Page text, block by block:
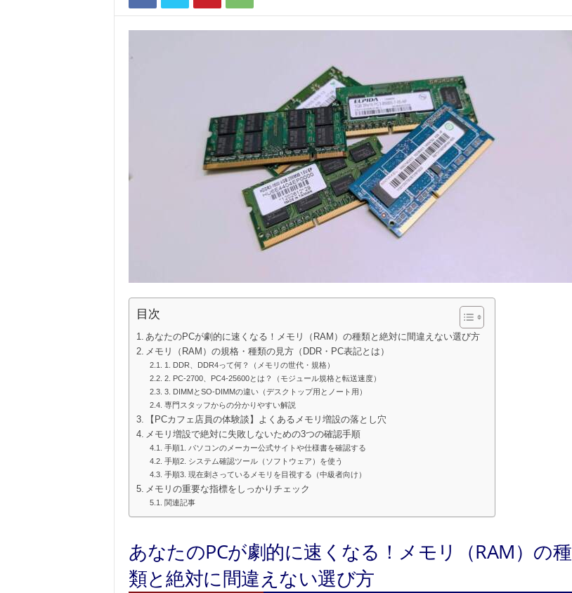
目次
あなたのPCが劇的に速くなる！メモリ（RAM）の種類と絶対に間違えない選び方
メモリ（RAM）の規格・種類の見方（DDR・PC表記とは）
1. DDR、DDR4って何？（メモリの世代・規格）
2. PC-2700、PC4-25600とは？（モジュール規格と転送速度）
3. DIMMとSO-DIMMの違い（デスクトップ用とノート用）
専門スタッフからの分かりやすい解説
【PCカフェ店員の体験談】よくあるメモリ増設の落とし穴
メモリ増設で絶対に失敗しないための3つの確認手順
手順1. パソコンのメーカー公式サイトや仕様書を確認する
手順2. システム確認ツール（ソフトウェア）を使う
手順3. 現在刺さっているメモリを目視する（中級者向け）
メモリの重要な指標をしっかりチェック
関連記事
あなたのPCが劇的に速くなる！メモリ（RAM）の種
類と絶対に間違えない選び方